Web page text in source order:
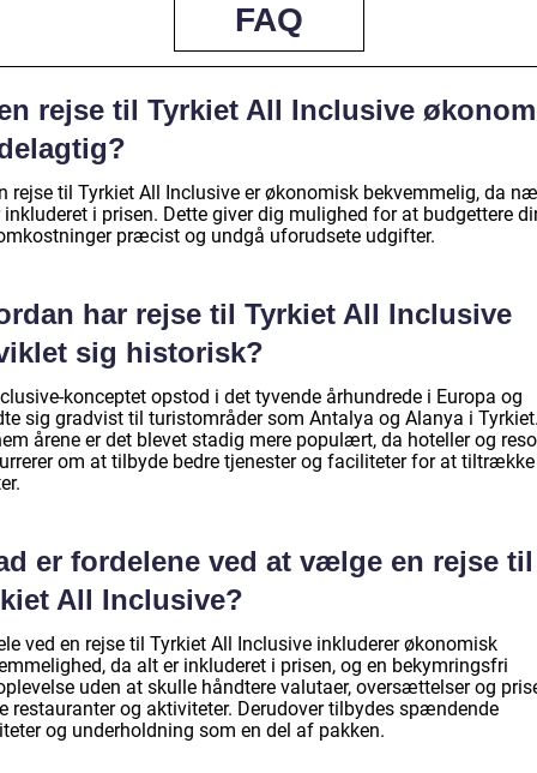
FAQ
rejse til Tyrkiet All Inclusive
rejse til Tyrkiet All Inclusive er økonomisk bekvemmelig, da
inkluderet i prisen. Dette giver dig mulighed for at budgettere
præcist og undgå uforudsete udgifter.
har rejse til Tyrkiet All Inclusive
sig historisk?
konceptet opstod i det tyvende århundrede i Europa og
sig gradvist til turistområder som Antalya og Alanya i
årene er det blevet stadig mere populært, da hoteller og
om at tilbyde bedre tjenester og faciliteter for at
er fordelene ved at vælge en rejse til
All Inclusive?
ved en rejse til Tyrkiet All Inclusive inkluderer økonomisk
da alt er inkluderet i prisen, og en bekymringsfri
uden at skulle håndtere valutaer, oversættelser og
restauranter og aktiviteter. Derudover tilbydes spændende
og underholdning som en del af pakken.